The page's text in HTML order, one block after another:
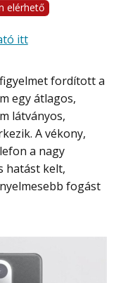
elérhető
itt
egy átlagos,
látványos,
A vékony,
a nagy
hatást kelt,
fogást